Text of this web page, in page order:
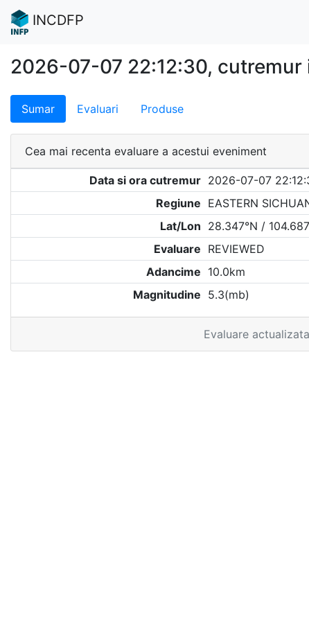
INCDFP
2026-07-07 22:12:30, cutremur
Sumar Evaluari Produse
Cea mai recenta evaluare a acestui eveniment
Data si ora cutremur 2026-07-07
Regiune EASTERN
Lat/Lon 28.347°N /
Evaluare REVIEWED
Adancime 10.0km
Magnitudine 5.3(mb)
Evaluare